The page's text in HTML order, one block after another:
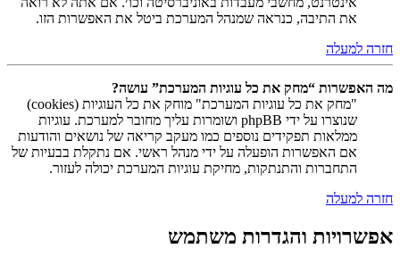
את התיבה, כנראה שמנהל המערכת ביטל את האפשרות הזו.
חזרה למעלה
מה האפשרות “מחק את כל עוגיות המערכת” עושה?
"מחק את כל עוגיות המערכת" מוחק את כל העוגיות (cookies)
שנוצרו על ידי phpBB ושומרות עליך מחובר למערכת. עוגיות
ממלאות תפקידים נוספים כמו מעקב קריאה של נושאים והודעות
אם האפשרות הופעלה על ידי מנהל ראשי. אם נתקלת בבעיות של
התחברות והתנתקות, מחיקת עוגיות המערכת יכולה לעזור.
חזרה למעלה
אפשרויות והגדרות משתמש